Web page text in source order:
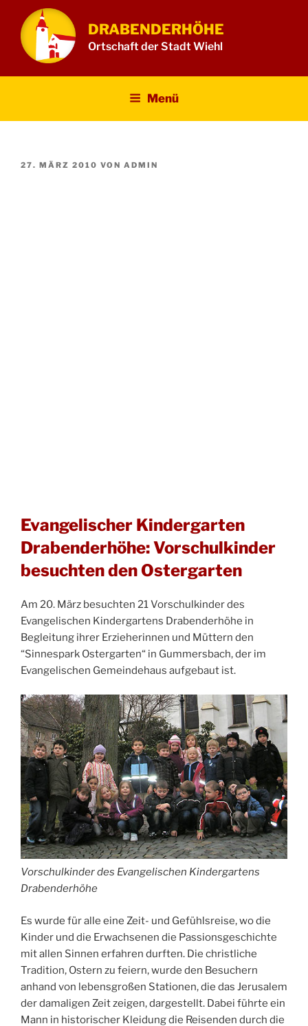
Inhalt
springen
DRABENDERHÖHE
Ortschaft der Stadt Wiehl
Menü
VERÖFFENTLICHT
27. MÄRZ 2010 VON ADMIN
Evangelischer Kindergarten
Drabenderhöhe: Vorschulkinder
besuchten den Ostergarten
Am 20. März besuchten 21 Vorschulkinder des
Evangelischen Kindergartens Drabenderhöhe in
Begleitung ihrer Erzieherinnen und Müttern den
“Sinnespark Ostergarten“ in Gummersbach, der im
Evangelischen Gemeindehaus aufgebaut ist.
Vorschulkinder des Evangelischen Kindergartens
Drabenderhöhe
Es wurde für alle eine Zeit- und Gefühlsreise, wo die
Kinder und die Erwachsenen die Passionsgeschichte
mit allen Sinnen erfahren durften. Die christliche
Tradition, Ostern zu feiern, wurde den Besuchern
anhand von lebensgroßen Stationen, die das Jerusalem
der damaligen Zeit zeigen, dargestellt. Dabei führte ein
Mann in historischer Kleidung die Reisenden durch die